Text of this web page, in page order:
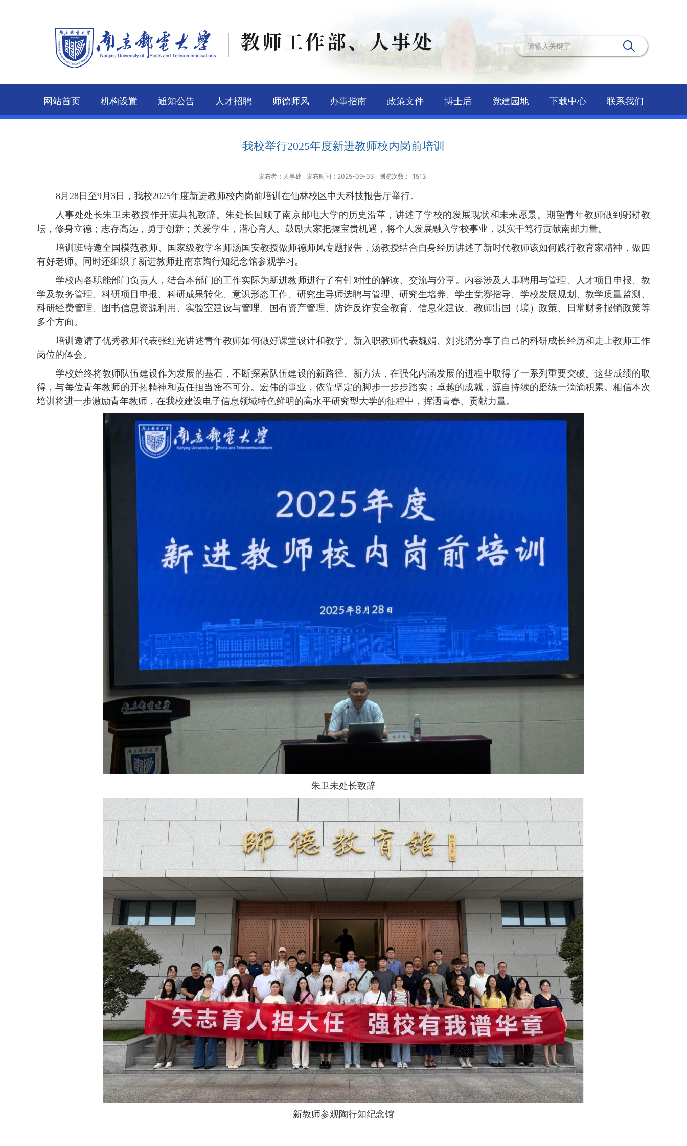
教师工作部、人事处
网站首页 机构设置 通知公告 人才招聘 师德师风 办事指南 政策文件 博士后 党建园地 下载中心 联系我们
我校举行2025年度新进教师校内岗前培训
发布者：人事处 发布时间：2025-09-03 浏览次数： 1513
8月 28 日至9月 3 日，我校2025年度新进教师校内岗前培训 在仙林校区中天科技报告厅举行。
人事处处长朱卫未教授作开班典礼致辞。朱处长 回顾了南京邮电大学的历史沿革 ， 讲述了学校的发展现状和未来愿景。期望青年教师做到躬耕教
坛，修身立德；志存高远， 勇于创新 ；关爱学生，潜心育人。鼓励大家把握宝贵机遇，将个人发展融入学校事业，以实干笃行贡献南邮力量。
培训班特邀全国模范教师、国家级教学名师汤国安教授做师德师风专题报告，汤教授结合自身经历讲述了新时代教师该如何践行教育家精神，做四
有好老师。同时还组织了新进教师赴南京陶行知纪念馆参观学习 。
学校内各职能部门负责人，结合本部门的工作实际为新进教师进行了有针对性的解读、交流与分享。 内容涉及 人事聘用与管理、人才项目申报、教
学及教务管理、科研项目申报、科研成果转化、 意识形态工作、研究生导师选聘与管理、研究生培养、学生竞赛指导、学校发展规划、 教学质量监测、
科研经费管理、
图书信息资源利用 、 实验室建设与管理、国有资产管理、 防诈反诈安全教育、 信息化建设、教师出国（境）政策、日常财务报销政策等
多个方面。
培训邀请了优秀教师代表张红光讲述青年教师如何做好课堂设计和教学。新入职教师代表魏娟、刘兆清分享了自己的科研成长经历和走上教师工作
岗位的体会。
学校始终将教师队伍建设作为发展的基石 ，不断探索队伍建设的新路径、新方法，在强化内涵发展的进程中取得了一系列重要突破。这些成绩的取
得，与每位青年教师的开拓精神和责任担当密不可分。宏伟的事业，依靠坚定的脚步一步步踏实；卓越的成就，源自持续的磨练一滴滴积累。相信本次
培训将进一步激励青年教师，在我校建设电子信息领域特色鲜明的高水平研究型大学的征程中，挥洒青春、贡献力量。
朱卫未处长致辞
新教师参观陶行知纪念馆